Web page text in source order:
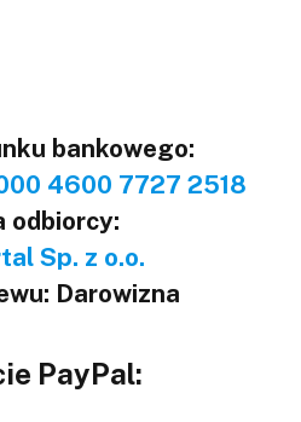
bankowego:
4600 7727 2518
odbiorcy:
Sp. z o.o.
Darowizna
PayPal: